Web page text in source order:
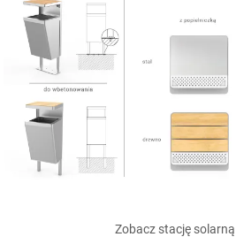
Zobacz stację solarną